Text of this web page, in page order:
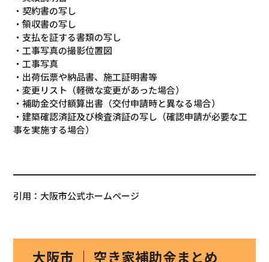
・契約書の写し
・領収書の写し
・支払を証する書類の写し
・工事写真の撮影位置図
・工事写真
・出荷伝票や納品書、施工証明書等
・変更リスト（軽微な変更があった場合）
・補助金交付額算出書（交付申請時と異なる場合）
・建築確認済証及び検査済証の写し（確認申請が必要な工
事を実施する場合）
引用：大阪市公式ホームページ
大阪市 ｜ 空き家補助金まとめ